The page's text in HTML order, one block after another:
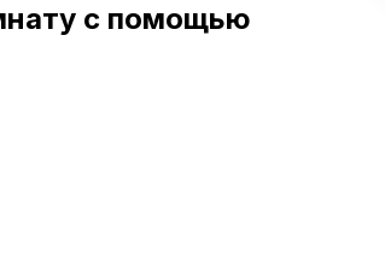
с помощью